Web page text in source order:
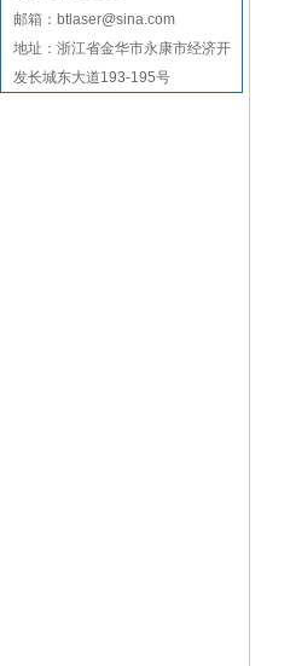
邮箱：btlaser@sina.com
地址： 浙江省金华市永康市经济开
发长城东大道193-195号